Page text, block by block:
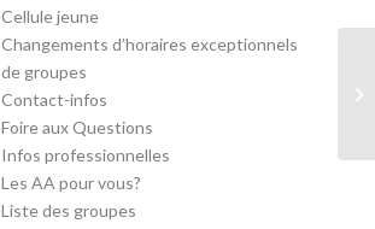
Cellule jeune
Changements d’horaires exceptionnels
de groupes
Contact-infos
Foire aux Questions
Infos professionnelles
Les AA pour vous?
Liste des groupes